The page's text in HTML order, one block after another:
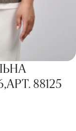
88125